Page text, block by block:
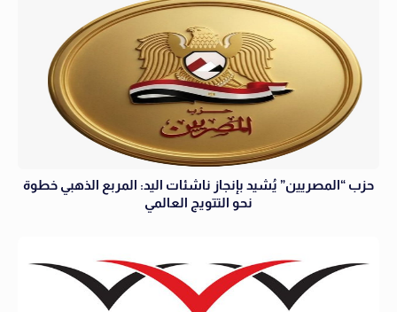
حزب “المصريين” يُشيد بإنجاز ناشئات اليد: المربع الذهبي خطوة
نحو التتويج العالمي